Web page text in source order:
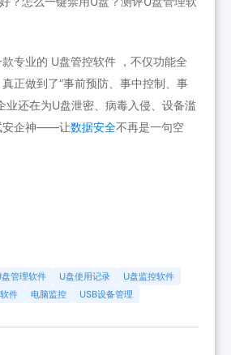
专业的 U盘管控软件 ，不仅功能全
正做到了“事前预防、事中控制、事
业还在为U盘泄密、病毒入侵、设备滥
安企神——让数据安全不再是一句空
盘管理软件 U盘使用记录
U盘监控软件
件 电脑监控 USB设备管理